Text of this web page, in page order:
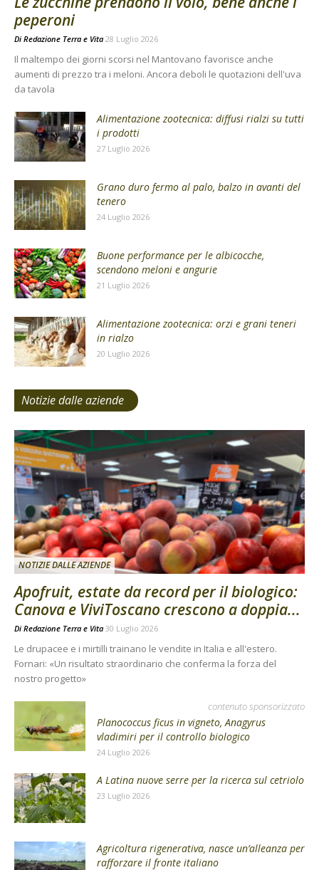
peperoni
Di Redazione Terra e Vita 28 Luglio 2026
Il maltempo dei giorni scorsi nel Mantovano favorisce anche
aumenti di prezzo tra i meloni. Ancora deboli le quotazioni dell'uva
da tavola
Alimentazione zootecnica: diffusi rialzi su tutti
i prodotti
27 Luglio 2026
Grano duro fermo al palo, balzo in avanti del
tenero
24 Luglio 2026
Buone performance per le albicocche,
scendono meloni e angurie
21 Luglio 2026
Alimentazione zootecnica: orzi e grani teneri
in rialzo
20 Luglio 2026
Notizie dalle aziende
NOTIZIE DALLE AZIENDE
Apofruit, estate da record per il biologico:
Canova e ViviToscano crescono a doppia...
Di Redazione Terra e Vita 30 Luglio 2026
Le drupacee e i mirtilli trainano le vendite in Italia e all'estero.
Fornari: «Un risultato straordinario che conferma la forza del
nostro progetto»
contenuto sponsorizzato
Planococcus ficus in vigneto, Anagyrus
vladimiri per il controllo biologico
24 Luglio 2026
A Latina nuove serre per la ricerca sul cetriolo
23 Luglio 2026
Agricoltura rigenerativa, nasce un’alleanza per
rafforzare il fronte italiano